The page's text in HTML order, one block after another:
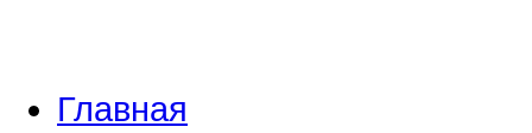
Главная